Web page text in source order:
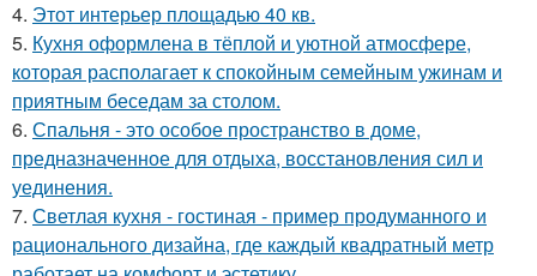
4. Этот интерьер площадью 40 кв.
5. Кухня оформлена в тёплой и уютной атмосфере,
которая располагает к спокойным семейным ужинам и
приятным беседам за столом.
6. Спальня - это особое пространство в доме,
предназначенное для отдыха, восстановления сил и
уединения.
7. Светлая кухня - гостиная - пример продуманного и
рационального дизайна, где каждый квадратный метр